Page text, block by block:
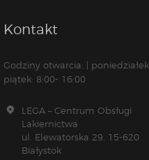
Kontakt
Godziny otwarcia: | poniedziałek
piątek: 8:00- 16:00
LEGA – Centrum Obsługi
Lakiernictwa
ul. Elewatorska 29, 15-620
Białystok